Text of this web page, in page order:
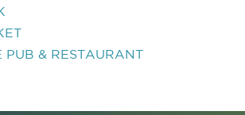
PUB & RESTAURANT